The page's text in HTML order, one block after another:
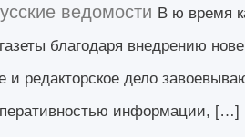
ведомости В ю время
благодаря внедрению
и редакторское дело
информации, […]